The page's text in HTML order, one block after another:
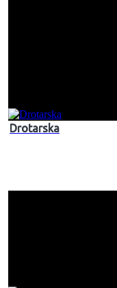
Drotarska